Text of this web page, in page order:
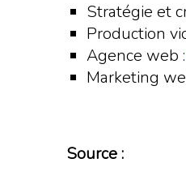
Stratégie et
Production
Agence web :
Marketing
Source :